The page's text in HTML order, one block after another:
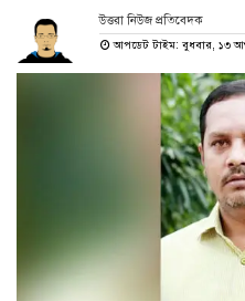
উত্তরা নিউজ প্রতিবেদক
আপডেট টাইম: বুধবার, ১৩